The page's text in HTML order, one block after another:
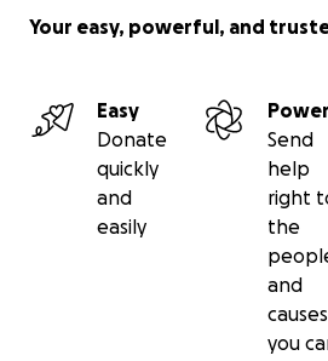
Your easy, powerful, and
Easy
Donate
quickly
and
easily
Send
help
right
the
and
causes
you